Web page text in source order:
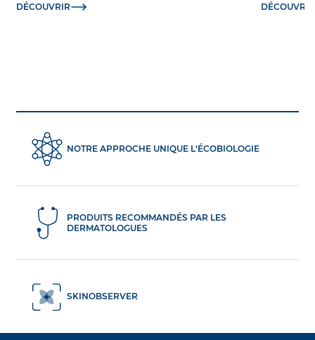
DÉCOUVRIR DÉCOUVRIR
NOTRE APPROCHE UNIQUE L'ÉCOBIOLOGIE
PRODUITS RECOMMANDÉS PAR LES
DERMATOLOGUES
SKINOBSERVER